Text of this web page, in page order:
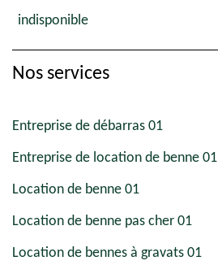
indisponible
Nos services
Entreprise de débarras 01
Entreprise de location de benne 01
Location de benne 01
Location de benne pas cher 01
Location de bennes à gravats 01